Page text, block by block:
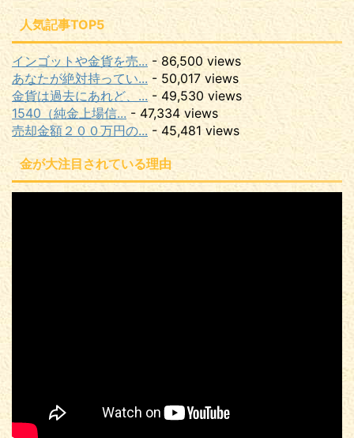
人気記事TOP5
インゴットや金貨を売... - 86,500 views
あなたが絶対持ってい... - 50,017 views
金貨は過去にあれど、... - 49,530 views
1540（純金上場信... - 47,334 views
売却金額２００万円の... - 45,481 views
金が大注目されている理由